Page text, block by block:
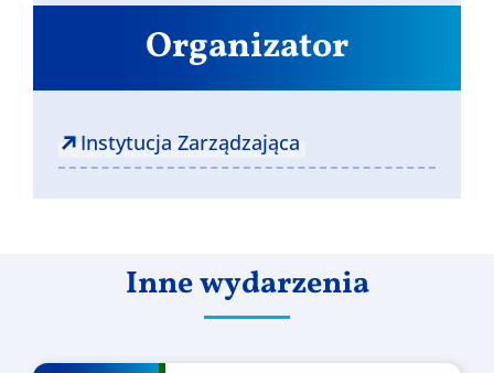
Organizator
Instytucja Zarządzająca
Inne wydarzenia